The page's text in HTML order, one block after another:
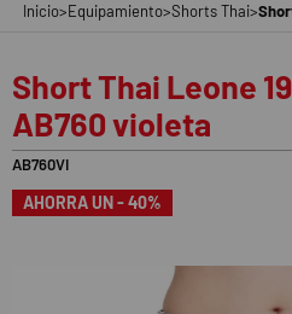
Inicio>Equipamiento>Shorts Thai>
Short Thai Leone
AB760 violeta
AB760VI
AHORRA UN - 40%